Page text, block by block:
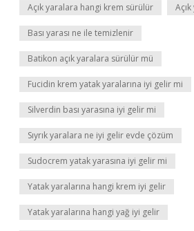
Açık yaralara hangi krem sürülür
Bası yarası ne ile temizlenir
Batikon açık yaralara sürülür mü
Fucidin krem yatak yaralarına iyi gelir mi
Silverdin bası yarasına iyi gelir mi
Sıyrık yaralara ne iyi gelir evde çözüm
Sudocrem yatak yarasına iyi gelir mi
Yatak yaralarına hangi krem iyi gelir
Yatak yaralarına hangi yağ iyi gelir